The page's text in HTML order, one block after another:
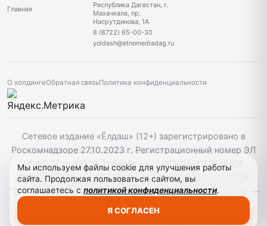
Главная
Республика Дагестан, г.
Махачкала, пр.
Насрутдинова, 1А
8 (8722) 65-00-30
yoldash@etnomediadag.ru
О холдингеОбратная связьПолитика конфиденциальности
Сетевое издание «Ёлдаш» (12+) зарегистрировано в
Роскомнадзоре 27.10.2023 г. Регистрационный номер ЭЛ
№ ФС 77 — 86130. Учредитель: ГОСУДАРСТВЕННОЕ
БЮДЖЕТНОЕ УЧРЕЖДЕНИЕ РЕСПУБЛИКИ ДАГЕСТАН
"ЭТНОМЕДИАХОЛДИНГ "ДАГЕСТАН" главный редактор —
Г. А. Конакбиев. При использовании материалов сайта
Мы используем файлы cookie для улучшения работы
сайта. Продолжая пользоваться сайтом, вы
соглашаетесь с политикой конфиденциальности.
Я СОГЛАСЕН